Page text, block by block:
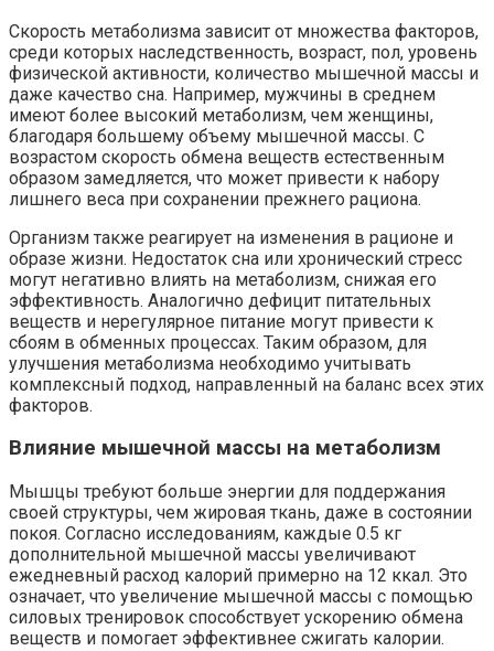
Скорость метаболизма зависит от множества факторов,
среди которых наследственность, возраст, пол, уровень
физической активности, количество мышечной массы и
даже качество сна. Например, мужчины в среднем
имеют более высокий метаболизм, чем женщины,
благодаря большему объему мышечной массы. С
возрастом скорость обмена веществ естественным
образом замедляется, что может привести к набору
лишнего веса при сохранении прежнего рациона.
Организм также реагирует на изменения в рационе и
образе жизни. Недостаток сна или хронический стресс
могут негативно влиять на метаболизм, снижая его
эффективность. Аналогично дефицит питательных
веществ и нерегулярное питание могут привести к
сбоям в обменных процессах. Таким образом, для
улучшения метаболизма необходимо учитывать
комплексный подход, направленный на баланс всех этих
факторов.
Влияние мышечной массы на метаболизм
Мышцы требуют больше энергии для поддержания
своей структуры, чем жировая ткань, даже в состоянии
покоя. Согласно исследованиям, каждые 0.5 кг
дополнительной мышечной массы увеличивают
ежедневный расход калорий примерно на 12 ккал. Это
означает, что увеличение мышечной массы с помощью
силовых тренировок способствует ускорению обмена
веществ и помогает эффективнее сжигать калории.